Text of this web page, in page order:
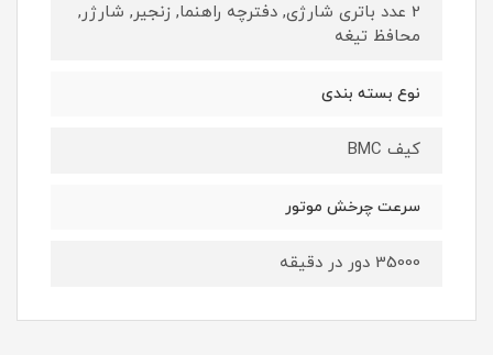
2 عدد باتری شارژی, دفترچه راهنما, زنجیر, شارژر,
محافظ تیغه
نوع بسته بندی
کیف BMC
سرعت چرخش موتور
35000 دور در دقیقه